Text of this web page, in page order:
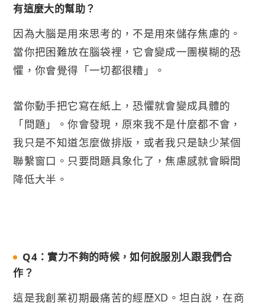
有這麼大的幫助？
因為大腦是用來思考的，不是用來儲存焦慮的。
當你把困難放在腦袋裡，它會變成一團模糊的恐
懼，你會覺得「一切都很糟」。
當你動手把它寫在紙上，恐懼就會變成具體的
「問題」。你會發現，原來我不是什麼都不會，
我只是不知道怎麼做排版，或者我只是缺少某個
聯繫窗口。只要問題具象化了，焦慮感就會瞬間
降低大半。
Q4：實力不夠的時候，如何說服別人跟我們合
作？
這是我創業初期最痛苦的經歷XD。坦白說，在商